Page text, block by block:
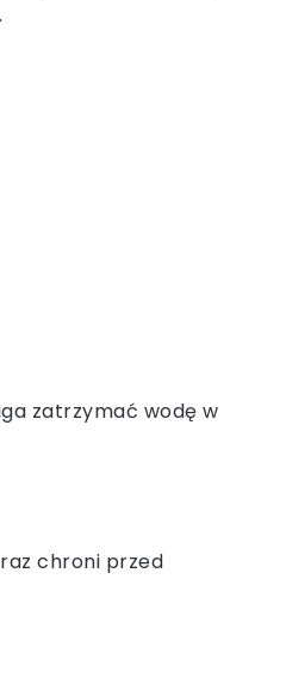
zatrzymać wodę w
chroni przed